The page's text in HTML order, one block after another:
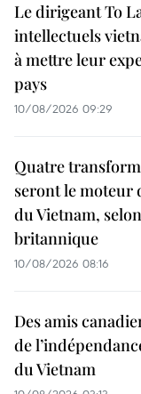
Le dirigeant To
intellectuels
à mettre leur
pays
10/08/2026 09:29
Quatre
seront le moteur
du Vietnam,
britannique
10/08/2026 08:16
Des amis
de
du Vietnam